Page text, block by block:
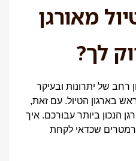
מאורגן
לך?
רחב של יתרונות ובעיקר
בארגון הטיול. עם זאת,
הנכון ביותר עבורכם. איך
שכדאי לקחת